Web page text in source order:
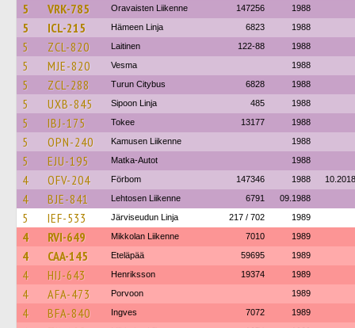
5 VRK-785 Oravaisten Liikenne 147256 1988
5 ICL-215 Hämeen Linja 6823 1988
5 ZCL-820 Laitinen 122-88 1988
5 MJE-820 Vesma 1988
5 ZCL-288 Turun Citybus 6828 1988
5 UXB-845 Sipoon Linja 485 1988
5 IBJ-175 Tokee 13177 1988
5 OPN-240 Kamusen Liikenne 1988
5 EJU-195 Matka-Autot 1988
4 OFV-204 Förbom 147346 1988 10.2018
4 BJE-841 Lehtosen Liikenne 6791 09.1988
5 IEF-533 Järviseudun Linja 217 / 702 1989
4 RVI-649 Mikkolan Liikenne 7010 1989
4 CAA-145 Eteläpää 59695 1989
4 HIJ-643 Henriksson 19374 1989
4 AFA-473 Porvoon 1989
4 BFA-840 Ingves 7072 1989